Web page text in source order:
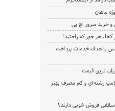
ماهان
هر جور که راحتید!
با هدف خدمات پرداخت
ترین قیمت
رشته‌ای و کم مصرف بهتر
فروش خوبی دارند؟